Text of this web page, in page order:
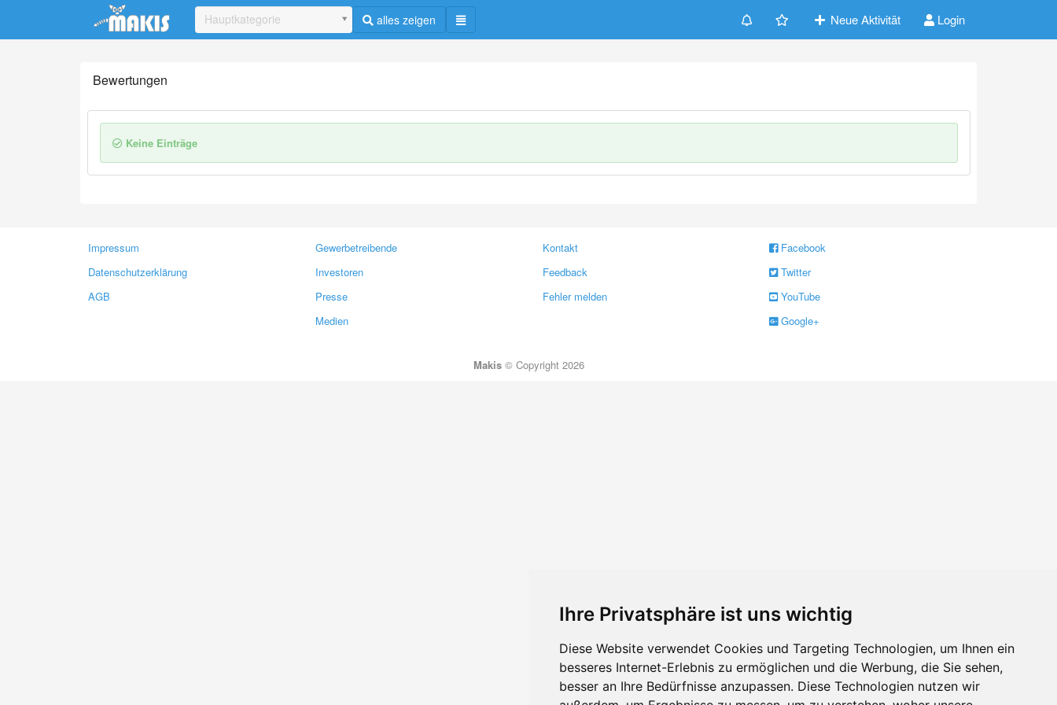
Ihre Privatsphäre ist uns wichtig
Diese Website verwendet Cookies und Targeting Technologien, um Ihnen ein
besseres Internet-Erlebnis zu ermöglichen und die Werbung, die Sie sehen,
besser an Ihre Bedürfnisse anzupassen. Diese Technologien nutzen wir
Update cookies preferences
Hauptkategorie alles zeigen Neue Aktivität Login
Bewertungen
Keine Einträge
Impressum
Datenschutzerklärung
AGB
Gewerbetreibende
Investoren
Presse
Medien
Kontakt
Feedback
Fehler melden
Facebook
Twitter
YouTube
Google+
Makis© Copyright 2026